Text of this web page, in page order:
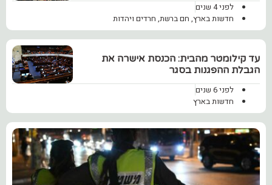
לפני 4 שנים
חדשות בארץ, חם ברשת, חרדים ויהדות
‏עד קילומטר מהבית: הכנסת אישרה את
הגבלת ההפגנות בסגר
לפני 6 שנים
חדשות בארץ